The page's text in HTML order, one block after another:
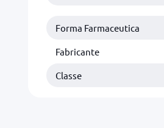
Forma Farmaceutica
Fabricante
Classe